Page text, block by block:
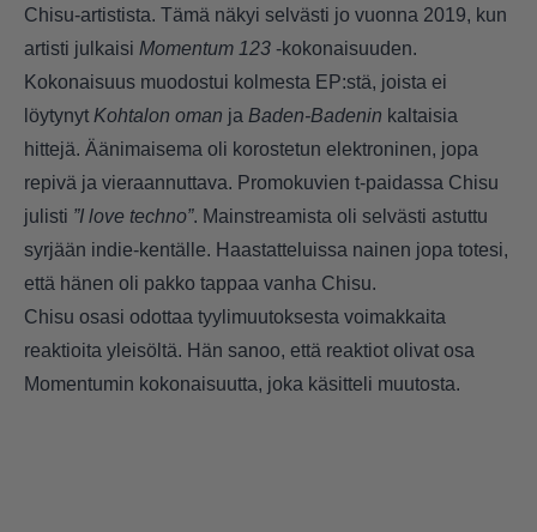
Chisu-artistista. Tämä näkyi selvästi jo vuonna 2019, kun
artisti julkaisi Momentum 123 -kokonaisuuden.
Kokonaisuus muodostui kolmesta EP:stä, joista ei
löytynyt Kohtalon oman ja Baden-Badenin kaltaisia
hittejä. Äänimaisema oli korostetun elektroninen, jopa
repivä ja vieraannuttava. Promokuvien t-paidassa Chisu
julisti ”I love techno”. Mainstreamista oli selvästi astuttu
syrjään indie-kentälle. Haastatteluissa nainen jopa totesi,
että hänen oli pakko tappaa vanha Chisu.
Chisu osasi odottaa tyylimuutoksesta voimakkaita
reaktioita yleisöltä. Hän sanoo, että reaktiot olivat osa
Momentumin kokonaisuutta, joka käsitteli muutosta.